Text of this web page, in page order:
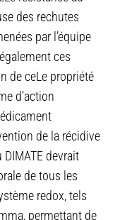
des rechutes
par l’équipe
ces
de ceLe propriété
d’action
de la récidive
devrait
de tous les
redox, tels
permettant de